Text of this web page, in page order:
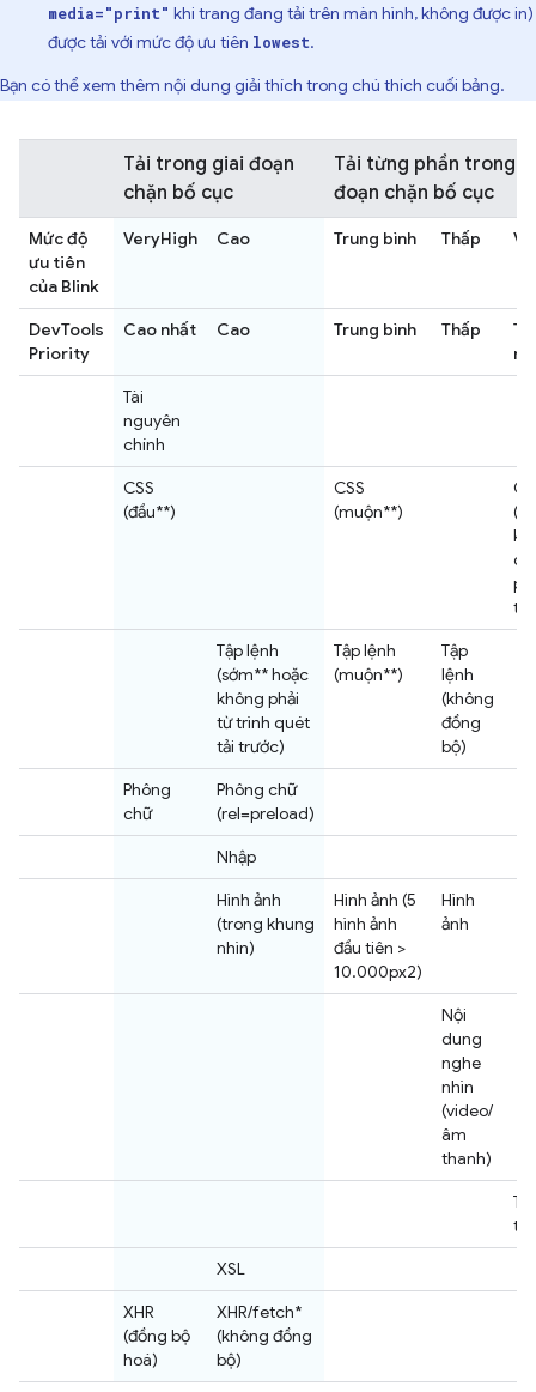
media="print" khi trang đang tải trên màn hình, không được in)
được tải với mức độ ưu tiên lowest.
Bạn có thể xem thêm nội dung giải thích trong chú thích cuối bảng.
Tải trong giai đoạn
chặn bố cục
Tải từng phần trong
đoạn chặn bố cục
Mức độ
ưu tiên
của Blink
VeryHigh Cao Trung bình Thấp
DevTools
Priority
Cao nhất Cao Trung bình Thấp
Tài
nguyên
chính
CSS
(đầu**)
CSS
(muộn**)
Tập lệnh
(sớm** hoặc
không phải
từ trình quét
tải trước)
Tập lệnh
(muộn**)
Tập
lệnh
(không
đồng
bộ)
Phông
chữ
Phông chữ
(rel=preload)
Nhập
Hình ảnh
(trong khung
nhìn)
Hình ảnh (5
hình ảnh
đầu tiên >
10.000px2)
Hình
ảnh
Nội
dung
nghe
nhìn
(video/
âm
thanh)
XSL
XHR
(đồng bộ
hoá)
XHR/fetch*
(không đồng
bộ)